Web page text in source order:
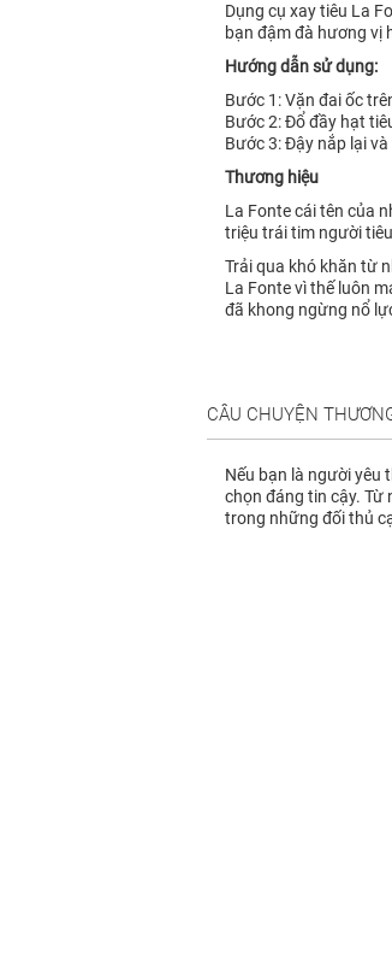
Dụng cụ xay tiêu La
bạn đậm đà hương vị
Hướng dẫn sử dụng:
Bước 1: Vặn đai ốc
Bước 2: Đổ đầy hạt
Bước 3: Đậy nắp lại
Thương hiệu
La Fonte cái tên của
triệu trái tim người
Trải qua khó khăn từ
La Fonte vì thế luôn
đã khong ngừng nổ
CÂU CHUYỆN
Nếu bạn là người yêu
chọn đáng tin cậy.
trong những đối thủ